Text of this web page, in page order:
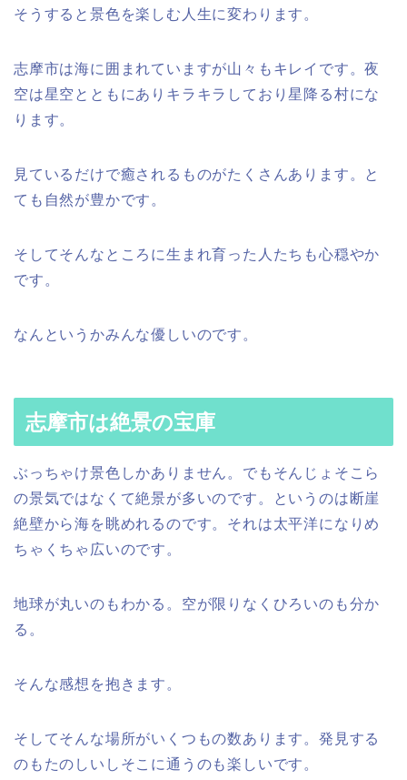
そうすると景色を楽しむ人生に変わります。
志摩市は海に囲まれていますが山々もキレイです。夜
空は星空とともにありキラキラしており星降る村にな
ります。
見ているだけで癒されるものがたくさんあります。と
ても自然が豊かです。
そしてそんなところに生まれ育った人たちも心穏やか
です。
なんというかみんな優しいのです。
志摩市は絶景の宝庫
ぶっちゃけ景色しかありません。でもそんじょそこら
の景気ではなくて絶景が多いのです。というのは断崖
絶壁から海を眺めれるのです。それは太平洋になりめ
ちゃくちゃ広いのです。
地球が丸いのもわかる。空が限りなくひろいのも分か
る。
そんな感想を抱きます。
そしてそんな場所がいくつもの数あります。発見する
のもたのしいしそこに通うのも楽しいです。